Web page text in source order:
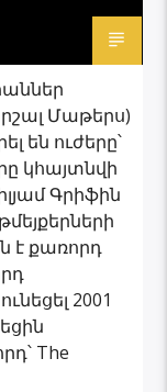
Մաթերս)
են ուժերը՝
կհայտնվի
Գրիֆին
է քառորդ
2001
The